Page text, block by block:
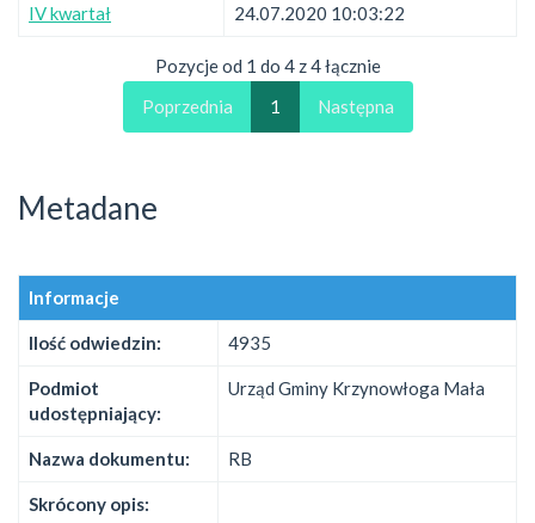
IV kwartał 24.07.2020 10:03:22
Pozycje od 1 do 4 z 4 łącznie
Poprzednia
1 Następna
Metadane
Informacje
Ilość odwiedzin: 4935
Podmiot
udostępniający:
Urząd Gminy Krzynowłoga Mała
Nazwa dokumentu: RB
Skrócony opis: